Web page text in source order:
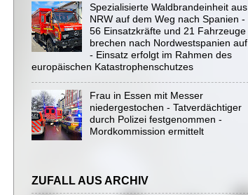
Spezialisierte Waldbrandeinheit aus
NRW auf dem Weg nach Spanien -
56 Einsatzkräfte und 21 Fahrzeuge
brechen nach Nordwestspanien auf
- Einsatz erfolgt im Rahmen des
europäischen Katastrophenschutzes
Frau in Essen mit Messer
niedergestochen - Tatverdächtiger
durch Polizei festgenommen -
Mordkommission ermittelt
ZUFALL AUS ARCHIV